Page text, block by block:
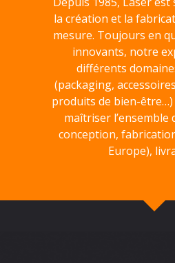
la création et la
mesure. Toujours en
innovants, notre
différents
(packaging,
produits de bien-
maîtriser l’ensemble
conception,
Europe),